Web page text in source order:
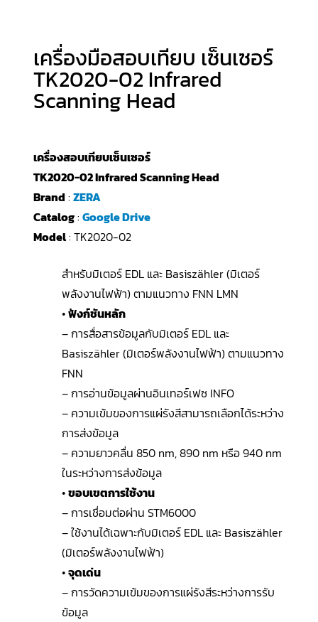
เครื่องมือสอบเทียบ เซ็นเซอร์
TK2020-02 Infrared
Scanning Head
เครื่องสอบเทียบเซ็นเซอร์
TK2020-02 Infrared Scanning Head
Brand : ZERA
Catalog: Google Drive
Model: TK2020-02
สำหรับมิเตอร์ EDL และ Basiszähler (มิเตอร์
พลังงานไฟฟ้า) ตามแนวทาง FNN LMN
•ฟังก์ชันหลัก
– การสื่อสารข้อมูลกับมิเตอร์ EDL และ
Basiszähler (มิเตอร์พลังงานไฟฟ้า) ตามแนวทาง
FNN
– การอ่านข้อมูลผ่านอินเทอร์เฟซ INFO
– ความเข้มของการแผ่รังสีสามารถเลือกได้ระหว่าง
การส่งข้อมูล
– ความยาวคลื่น 850 nm, 890 nm หรือ 940 nm
ในระหว่างการส่งข้อมูล
•ขอบเขตการใช้งาน
– การเชื่อมต่อผ่าน STM6000
– ใช้งานได้เฉพาะกับมิเตอร์ EDL และ Basiszähler
(มิเตอร์พลังงานไฟฟ้า)
•จุดเด่น
– การวัดความเข้มของการแผ่รังสีระหว่างการรับ
ข้อมูล